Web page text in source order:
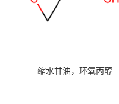
缩水甘油，环氧丙醇